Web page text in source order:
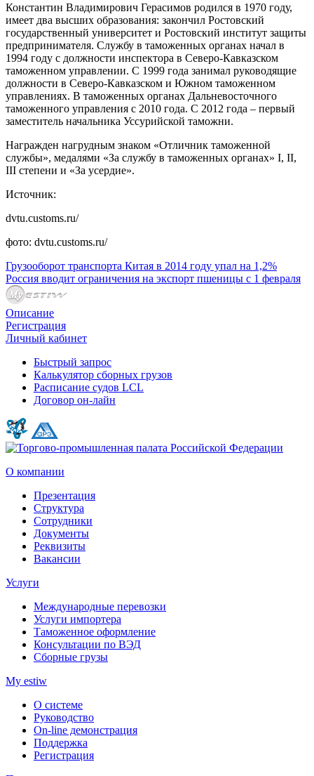
Константин Владимирович Герасимов родился в 1970 году,
имеет два высших образования: закончил Ростовский
государственный университет и Ростовский институт защиты
предпринимателя. Службу в таможенных органах начал в
1994 году с должности инспектора в Северо-Кавказском
таможенном управлении. С 1999 года занимал руководящие
должности в Северо-Кавказском и Южном таможенном
управлениях. В таможенных органах Дальневосточного
таможенного управления с 2010 года. С 2012 года – первый
заместитель начальника Уссурийской таможни.
Награжден нагрудным знаком «Отличник таможенной
службы», медалями «За службу в таможенных органах» I, II,
III степени и «За усердие».
Источник:
dvtu.customs.ru/
фото: dvtu.customs.ru/
Грузооборот транспорта Китая в 2014 году упал на 1,2%
Россия вводит ограничения на экспорт пшеницы с 1 февраля
Описание
Регистрация
Личный кабинет
Быстрый запрос
Калькулятор сборных грузов
Расписание судов LCL
Договор он-лайн
О компании
Презентация
Структура
Сотрудники
Документы
Реквизиты
Вакансии
Услуги
Международные перевозки
Услуги импортера
Таможенное оформление
Консультации по ВЭД
Сборные грузы
My estiw
О системе
Руководство
On-line демонстрация
Поддержка
Регистрация